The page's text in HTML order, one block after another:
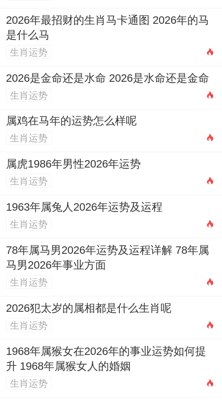
吉时建议：日值明堂黄道，吉时多在上午。
选择7-9点（辰时）入门，11-13点（午时）
安灶，可催旺家运...
适合人群:适合需举行大型家庭聚会或暖房宴
的家庭 能增进亲友与睦.属猪者不宜。
日子特征：此日位「除」日,寓意除旧布
新，非常适合搬迁新居.明堂黄道，贵人扶
持,家业兴旺.
怎样挑选最适合的搬家吉日
选择一个搬家吉日并非简单地看黄历上会不
会写着「宜移徙」或「宜入宅」，它更像是
一门综合性的学问，需要结合多在领域 因素
进行考量,才能找到那个专属于你的「良辰吉
时」。
黄历宜忌是基础！千万要选择明确标注「移
徙」、「入宅」位「宜」的日子 这是大前
提.要留意当天的其他禁忌事项，是否与你的
计划冲突。
避开生肖相冲
至关重要。日辰的地支会与不
2026年最招财的生肖马卡通图 2026年的马
是什么马
生肖运势
2026是金命还是水命 2026是水命还是金命
生肖运势
属鸡在马年的运势怎么样呢
生肖运势
属虎1986年男性2026年运势
生肖运势
1963年属兔人2026年运势及运程
生肖运势
78年属马男2026年运势及运程详解 78年属
马男2026年事业方面
生肖运势
2026犯太岁的属相都是什么生肖呢
生肖运势
1968年属猴女在2026年的事业运势如何提
升 1968年属猴女人的婚姻
生肖运势